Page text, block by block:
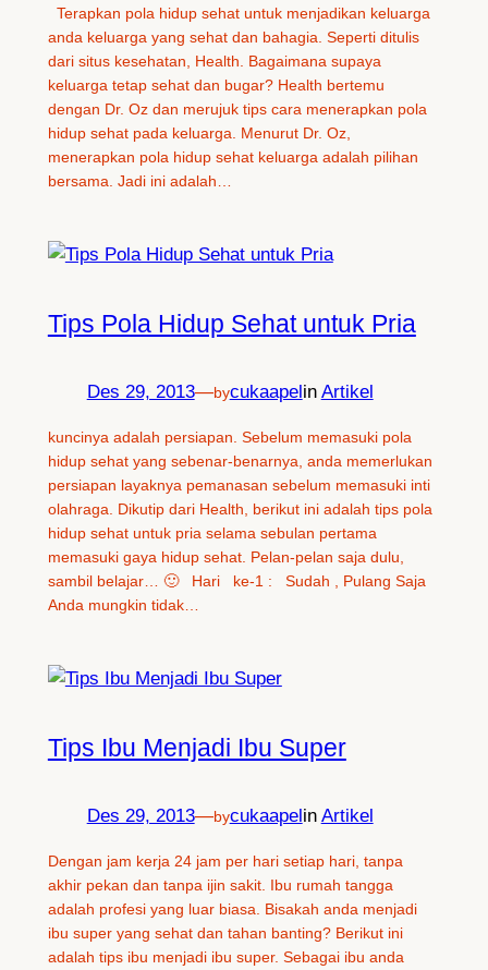
Terapkan pola hidup sehat untuk menjadikan keluarga
anda keluarga yang sehat dan bahagia. Seperti ditulis
dari situs kesehatan, Health. Bagaimana supaya
keluarga tetap sehat dan bugar? Health bertemu
dengan Dr. Oz dan merujuk tips cara menerapkan pola
hidup sehat pada keluarga. Menurut Dr. Oz,
menerapkan pola hidup sehat keluarga adalah pilihan
bersama. Jadi ini adalah…
Tips Pola Hidup Sehat untuk Pria
Des 29, 2013—bycukaapelin Artikel
kuncinya adalah persiapan. Sebelum memasuki pola
hidup sehat yang sebenar-benarnya, anda memerlukan
persiapan layaknya pemanasan sebelum memasuki inti
olahraga. Dikutip dari Health, berikut ini adalah tips pola
hidup sehat untuk pria selama sebulan pertama
memasuki gaya hidup sehat. Pelan-pelan saja dulu,
sambil belajar… 🙂 Hari ke-1 : Sudah , Pulang Saja
Anda mungkin tidak…
Tips Ibu Menjadi Ibu Super
Des 29, 2013—bycukaapelin Artikel
Dengan jam kerja 24 jam per hari setiap hari, tanpa
akhir pekan dan tanpa ijin sakit. Ibu rumah tangga
adalah profesi yang luar biasa. Bisakah anda menjadi
ibu super yang sehat dan tahan banting? Berikut ini
adalah tips ibu menjadi ibu super. Sebagai ibu anda